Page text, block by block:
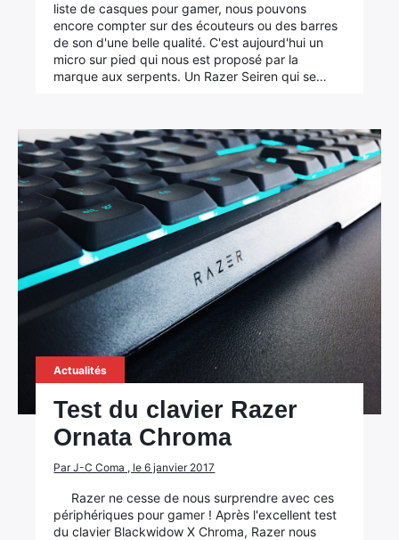
liste de casques pour gamer, nous pouvons
encore compter sur des écouteurs ou des barres
de son d'une belle qualité. C'est aujourd'hui un
micro sur pied qui nous est proposé par la
marque aux serpents. Un Razer Seiren qui se…
Actualités
Test du clavier Razer
Ornata Chroma
Par J-C Coma , le 6 janvier 2017
Razer ne cesse de nous surprendre avec ces
périphériques pour gamer ! Après l'excellent test
du clavier Blackwidow X Chroma, Razer nous